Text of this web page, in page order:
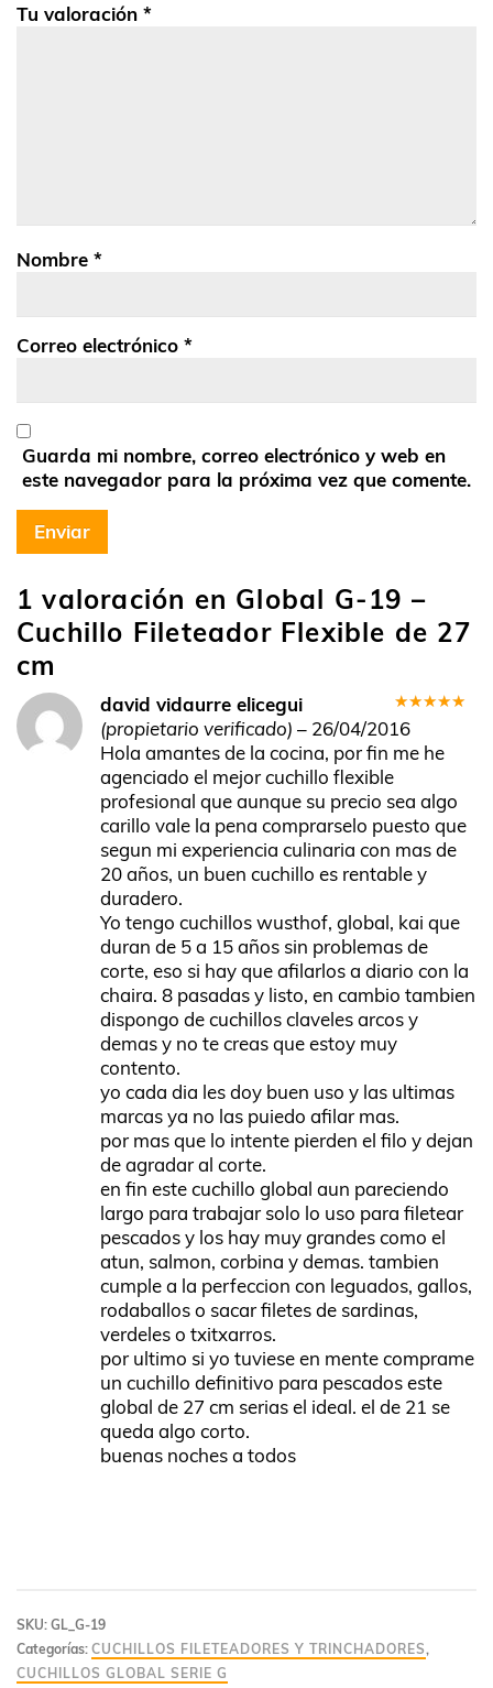
1 valoración en Global G-19 –
Cuchillo Fileteador Flexible de 27
cm
Valorado
en
david vidaurre elicegui
(propietario verificado) – 26/04/2016
Hola amantes de la cocina, por fin me he
agenciado el mejor cuchillo flexible
profesional que aunque su precio sea algo
carillo vale la pena comprarselo puesto que
segun mi experiencia culinaria con mas de
20 años, un buen cuchillo es rentable y
duradero.
Yo tengo cuchillos wusthof, global, kai que
duran de 5 a 15 años sin problemas de
corte, eso si hay que afilarlos a diario con la
chaira. 8 pasadas y listo, en cambio tambien
dispongo de cuchillos claveles arcos y
demas y no te creas que estoy muy
contento.
yo cada dia les doy buen uso y las ultimas
marcas ya no las puiedo afilar mas.
por mas que lo intente pierden el filo y dejan
de agradar al corte.
en fin este cuchillo global aun pareciendo
largo para trabajar solo lo uso para filetear
pescados y los hay muy grandes como el
atun, salmon, corbina y demas. tambien
cumple a la perfeccion con leguados, gallos,
rodaballos o sacar filetes de sardinas,
verdeles o txitxarros.
por ultimo si yo tuviese en mente comprame
un cuchillo definitivo para pescados este
global de 27 cm serias el ideal. el de 21 se
queda algo corto.
buenas noches a todos
Tu valoración *
Nombre *
Correo electrónico *
Guarda mi nombre, correo electrónico y web en
este navegador para la próxima vez que comente.
SKU: GL_G-19
Categorías: CUCHILLOS FILETEADORES Y TRINCHADORES ,
CUCHILLOS GLOBAL SERIE G